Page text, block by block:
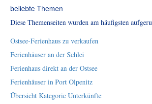
beliebte Themen
Diese Themenseiten wurden am häufigsten
Ostsee-Ferienhaus zu verkaufen
Ferienhäuser an der Schlei
Ferienhaus direkt an der Ostsee
Ferienhäuser in Port Olpenitz
Übersicht Kategorie Unterkünfte